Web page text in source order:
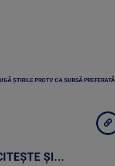
ȘTIRILE PROTV CA SURSĂ PREFERATĂ
ȘI...